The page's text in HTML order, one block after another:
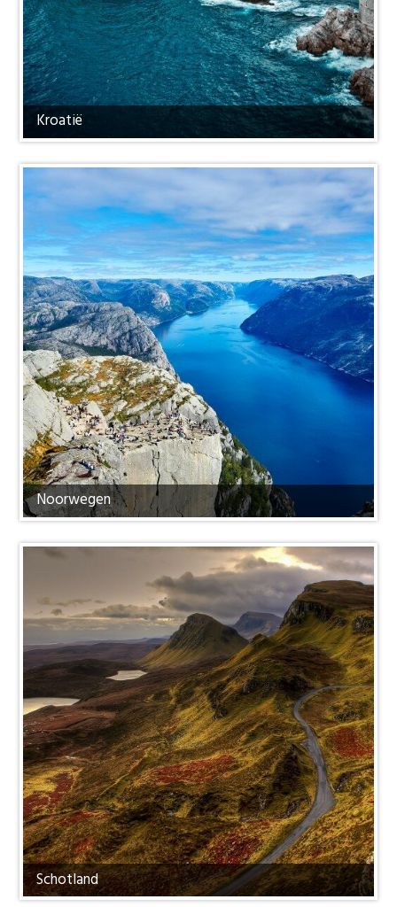
Kroatië
Noorwegen
Schotland